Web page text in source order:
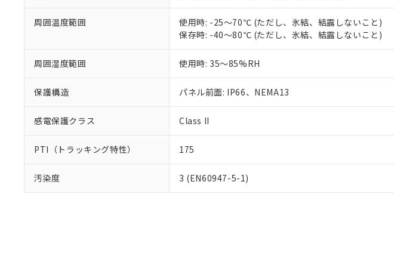
周囲温度範囲
使用時: -25～70℃ (ただし、氷結、結露しないこと)
保存時: -40～80℃ (ただし、氷結、結露しないこと)
周囲湿度範囲 使用時: 35～85%RH
保護構造 パネル前面: IP66、NEMA13
感電保護クラス Class II
PTI（トラッキング特性） 175
汚染度 3 (EN60947-5-1)
り割愛しております。